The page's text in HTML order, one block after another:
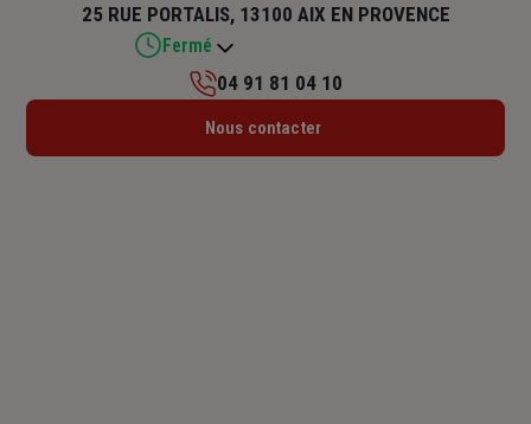
25 RUE PORTALIS, 13100 AIX EN PROVENCE
Fermé
Lundi : 09h – 13h / 14h – 17h
04 91 81 04 10
Nous contacter